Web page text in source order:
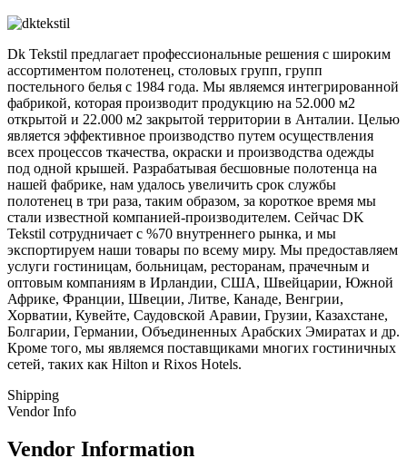
Dk Tekstil предлагает профессиональные решения с широким
ассортиментом полотенец, столовых групп, групп
постельного белья с 1984 года. Мы являемся интегрированной
фабрикой, которая производит продукцию на 52.000 м2
открытой и 22.000 м2 закрытой территории в Анталии. Целью
является эффективное производство путем осуществления
всех процессов ткачества, окраски и производства одежды
под одной крышей. Разрабатывая бесшовные полотенца на
нашей фабрике, нам удалось увеличить срок службы
полотенец в три раза, таким образом, за короткое время мы
стали известной компанией-производителем. Сейчас DK
Tekstil сотрудничает с %70 внутреннего рынка, и мы
экспортируем наши товары по всему миру. Мы предоставляем
услуги гостиницам, больницам, ресторанам, прачечным и
оптовым компаниям в Ирландии, США, Швейцарии, Южной
Африке, Франции, Швеции, Литве, Канаде, Венгрии,
Хорватии, Кувейте, Саудовской Аравии, Грузии, Казахстане,
Болгарии, Германии, Объединенных Арабских Эмиратах и др.
Кроме того, мы являемся поставщиками многих гостиничных
сетей, таких как Hilton и Rixos Hotels.
Shipping
Vendor Info
Vendor Information